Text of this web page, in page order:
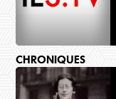
CHRONIQUES